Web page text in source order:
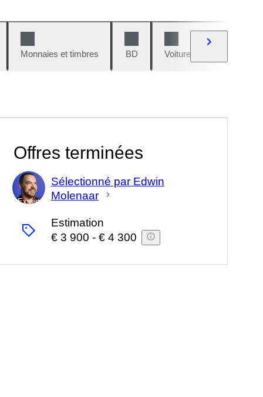
Monnaies et timbres BD Voitures et motos
Offres terminées
Expert
Sélectionné par Edwin
Molenaar
Estimation
€ 3 900 - € 4 300